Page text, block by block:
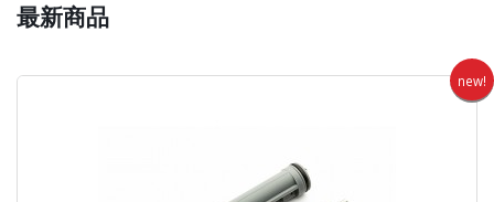
最新商品
new!